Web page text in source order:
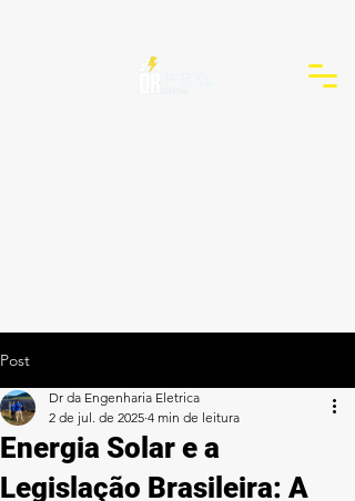
Post
Energia Solar e a
Legislação Brasileira: A
Dr da Engenharia Eletrica
2 de jul. de 2025 4 min de leitura